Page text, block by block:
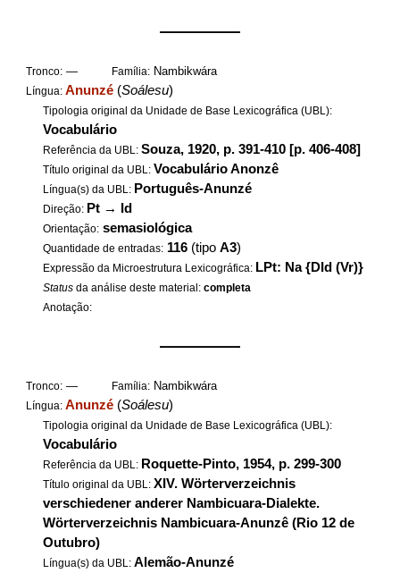
——————
Tronco: — Família: Nambikwára
Língua:Anunzé (Soálesu)
Tipologia original da Unidade de Base Lexicográfica (UBL):
Vocabulário
Referência da UBL:Souza, 1920, p. 391-410 [p. 406-408]
Título original da UBL: Vocabulário Anonzê
Língua(s) da UBL: Português-Anunzé
Direção: Pt → Id
Orientação: semasiológica
Quantidade de entradas: 116 (tipoA3)
Expressão da Microestrutura Lexicográfica: LPt: Na {DId (Vr)}
Status da análise deste material:completa
Anotação:
——————
Tronco: — Família: Nambikwára
Língua:Anunzé (Soálesu)
Tipologia original da Unidade de Base Lexicográfica (UBL):
Vocabulário
Referência da UBL: Roquette-Pinto, 1954, p. 299-300
Título original da UBL:XIV. Wörterverzeichnis
verschiedener anderer Nambicuara-Dialekte.
Wörterverzeichnis Nambicuara-Anunzê (Rio 12 de
Outubro)
Língua(s) da UBL:Alemão-Anunzé